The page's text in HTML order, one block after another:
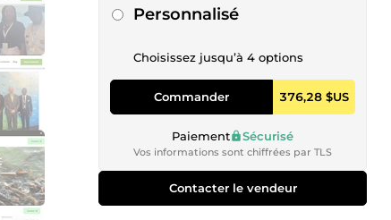
Personnalisé
Choisissez jusqu’à 4 options
Commander 376,28 $US
Paiement Sécurisé
Vos informations sont chiffrées par TLS
Contacter le vendeur